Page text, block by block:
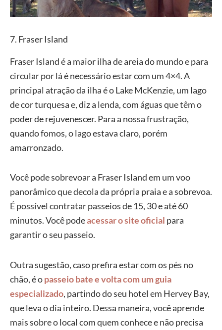
7. Fraser Island
Fraser Island é a maior ilha de areia do mundo e para
circular por lá é necessário estar com um 4×4. A
principal atração da ilha é o Lake McKenzie, um lago
de cor turquesa e, diz a lenda, com águas que têm o
poder de rejuvenescer. Para a nossa frustração,
quando fomos, o lago estava claro, porém
amarronzado.
Você pode sobrevoar a Fraser Island em um voo
panorâmico que decola da própria praia e a sobrevoa.
É possível contratar passeios de 15, 30 e até 60
minutos. Você podeacessar o site oficial para
garantir o seu passeio.
Outra sugestão, caso prefira estar com os pés no
chão, é opasseio bate e volta com um guia
especializado, partindo do seu hotel em Hervey Bay,
que leva o dia inteiro. Dessa maneira, você aprende
mais sobre o local com quem conhece e não precisa